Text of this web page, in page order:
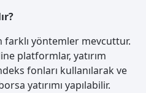
farklı yöntemler mevcuttur.
platformlar, yatırım
fonları kullanılarak ve
yatırımı yapılabilir.